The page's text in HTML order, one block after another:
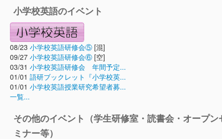
小学校英語のイベント
08/23 小学校英語研修会⑤ [混]
09/27 小学校英語研修会⑥ [空]
03/31 小学校英語研修会 年間予定...
01/01 語研ブックレット『小学校英...
01/01 小学校英語授業研究希望者募...
一覧...
その他のイベント（学生研修室・読書会・オープン
ミナー等）